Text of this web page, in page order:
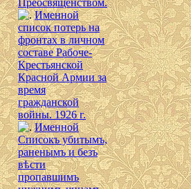
Преосвященством.
Именной
список потерь на
фронтах в личном
составе Рабоче-
Крестьянской
Красной Армии за
время
гражданской
войны. 1926 г.
Именной
Списокъ убитымъ,
раненымъ и безъ
вѣсти
пропавшимъ